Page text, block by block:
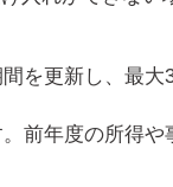
を更新し、最大
年度の所得